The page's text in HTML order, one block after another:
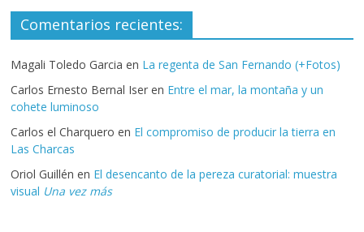
Comentarios recientes:
Magali Toledo Garcia en La regenta de San Fernando (+Fotos)
Carlos Ernesto Bernal Iser en Entre el mar, la montaña y un
cohete luminoso
Carlos el Charquero en El compromiso de producir la tierra en
Las Charcas
Oriol Guillén en El desencanto de la pereza curatorial: muestra
visual Una vez más